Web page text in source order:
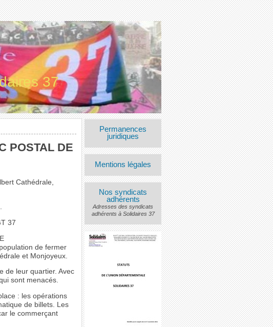
37
POSTAL DE
Cathédrale,
37
de fermer
et Monjoyeux.
de leur quartier. Avec
sont menacés.
: les opérations
de billets. Les
le commerçant
Permanences
juridiques
Mentions légales
Nos syndicats
adhérents
Adresses des syndicats
adhérents à Solidaires 37